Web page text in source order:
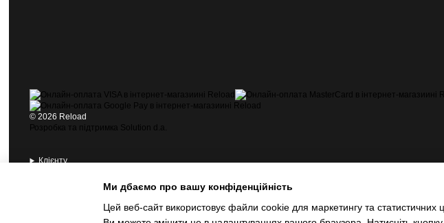
© 2026 Reload
Розробка та підтримка Solution d.a.
Клієнту
Ми дбаємо про вашу конфіденційність
Цей веб-сайт використовує файли cookie для маркетингу та статистичних